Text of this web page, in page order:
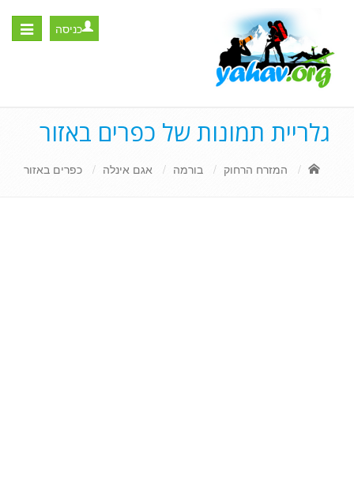
Toggle
כניסה
גלריית תמונות של כפרים באזור
המזרח הרחוק בורמה אגם אינלה כפרים באזור